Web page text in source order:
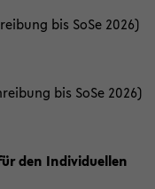
bis SoSe 2026)
bis SoSe 2026)
den Individuellen